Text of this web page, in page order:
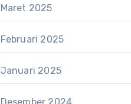
Maret 2025
Februari 2025
Januari 2025